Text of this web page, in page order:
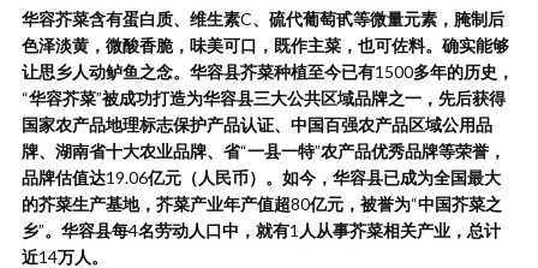
华容芥菜含有蛋白质、维生素C、硫代葡萄甙等微量元素，腌制后
色泽淡黄，微酸香脆，味美可口，既作主菜，也可佐料。确实能够
让思乡人动鲈鱼之念。华容县芥菜种植至今已有1500多年的历史，
“华容芥菜”被成功打造为华容县三大公共区域品牌之一，先后获得
国家农产品地理标志保护产品认证、中国百强农产品区域公用品
牌、湖南省十大农业品牌、省“一县一特”农产品优秀品牌等荣誉，
品牌估值达19.06亿元（人民币）。如今，华容县已成为全国最大
的芥菜生产基地，芥菜产业年产值超80亿元，被誉为“中国芥菜之
乡”。华容县每4名劳动人口中，就有1 人从事芥菜相关产业，总计
近14万人。